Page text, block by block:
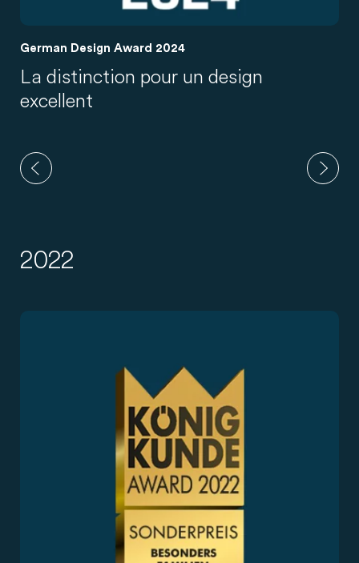
German Design Award 2024
La distinction pour un design
excellent
2022